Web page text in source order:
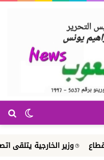
الوضع
الخارجية يتلقى اتصالا